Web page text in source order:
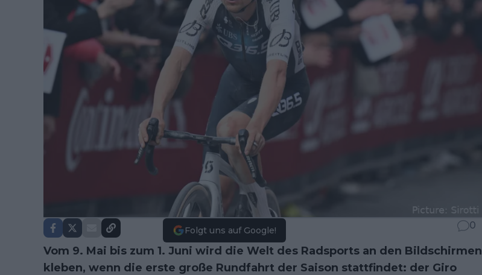
Folgt uns auf Google! 0
Vom 9. Mai bis zum 1. Juni wird die Welt des Radsports an den Bildschirmen
kleben, wenn die erste große Rundfahrt der Saison stattfindet: der Giro